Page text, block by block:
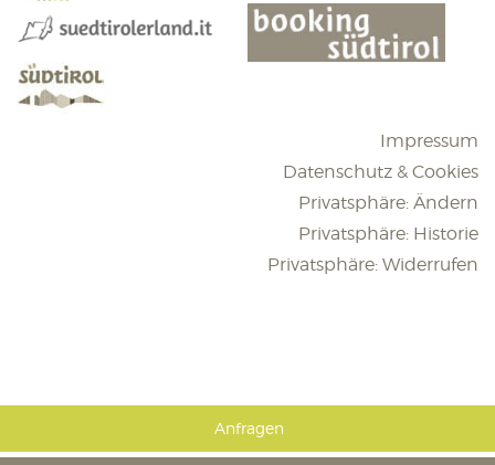
Impressum
Datenschutz & Cookies
Privatsphäre: Ändern
Privatsphäre: Historie
Privatsphäre: Widerrufen
Anfragen